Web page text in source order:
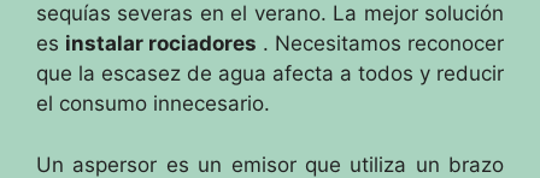
sequías severas en el verano. La mejor solución
es instalar rociadores . Necesitamos reconocer
que la escasez de agua afecta a todos y reducir
el consumo innecesario.
Un aspersor es un emisor que utiliza un brazo